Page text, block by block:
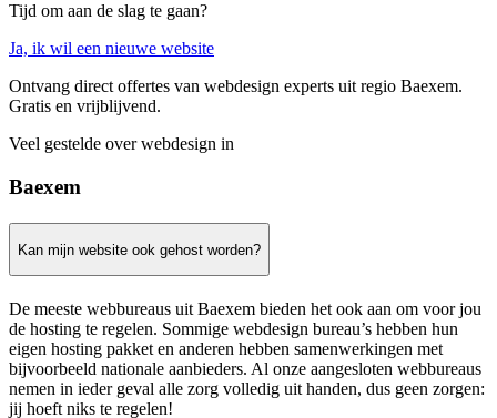
Tijd om aan de slag te gaan?
Ja, ik wil een nieuwe website
Ontvang direct offertes van webdesign experts uit regio Baexem.
Gratis en vrijblijvend.
Veel gestelde over webdesign in
Baexem
Kan mijn website ook gehost worden?
De meeste webbureaus uit Baexem bieden het ook aan om voor jou
de hosting te regelen. Sommige webdesign bureau’s hebben hun
eigen hosting pakket en anderen hebben samenwerkingen met
bijvoorbeeld nationale aanbieders. Al onze aangesloten webbureaus
nemen in ieder geval alle zorg volledig uit handen, dus geen zorgen:
jij hoeft niks te regelen!